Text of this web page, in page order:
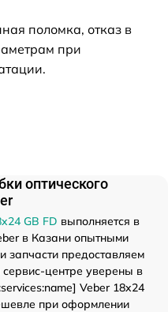
поломка, отказ в
при
оптического
GB FD выполняется в
в Казани опытными
запчасти предоставляем
центре уверены в
Veber 18x24
при оформлении